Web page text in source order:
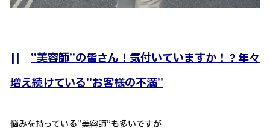
|| ”美容師”の皆さん！気付いていますか！？年々
増え続けている”お客様の不満”
悩みを持っている”美容師”も多いですが